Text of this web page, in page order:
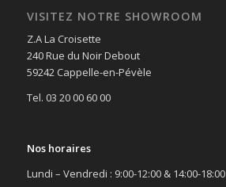
VISITEZ NOTRE SHOWROOM
Z.A La Croisette
240 Rue du Noir Debout
59242 Cappelle-en-Pévèle
Tel. 03 20 00 60 00
Nos horaires
Lundi – Vendredi : 9:00-12:00 & 14:00-18:00